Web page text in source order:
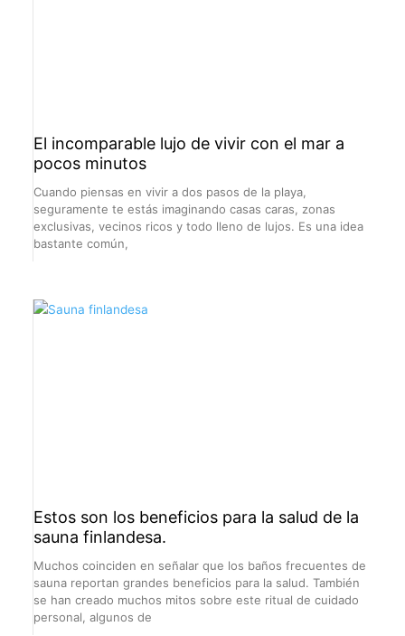
El incomparable lujo de vivir con el mar a
pocos minutos
Cuando piensas en vivir a dos pasos de la playa,
seguramente te estás imaginando casas caras, zonas
exclusivas, vecinos ricos y todo lleno de lujos. Es una idea
bastante común,
Estos son los beneficios para la salud de la
sauna finlandesa.
Muchos coinciden en señalar que los baños frecuentes de
sauna reportan grandes beneficios para la salud. También
se han creado muchos mitos sobre este ritual de cuidado
personal, algunos de